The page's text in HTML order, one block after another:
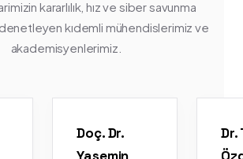
kararlılık, hız ve siber savunma
kıdemli mühendislerimiz ve
akademisyenlerimiz.
Doç. Dr.
Dr.